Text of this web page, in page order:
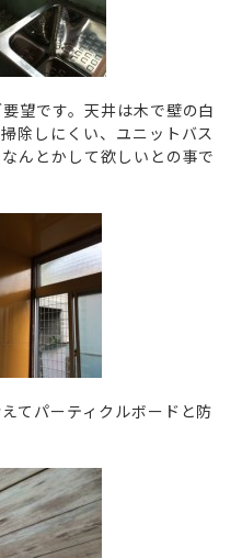
望です。天井は木で壁の白
除しにくい、ユニットバス
んとかして欲しいとの事で
てパーティクルボードと防